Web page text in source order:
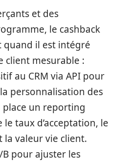
et des
le cashback
il est intégré
client mesurable :
au CRM via API pour
personnalisation des
un reporting
taux d’acceptation, le
la valeur vie client.
B pour ajuster les